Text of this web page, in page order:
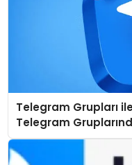
Telegram Grupları
Telegram